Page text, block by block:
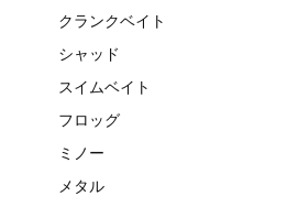
クランクベイト
シャッド
スイムベイト
フロッグ
ミノー
メタル